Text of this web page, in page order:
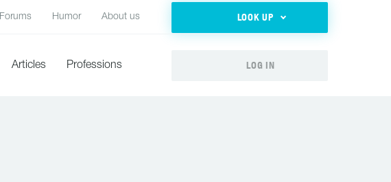
Forums Humor About us LOOK UP
Articles Professions LOG IN